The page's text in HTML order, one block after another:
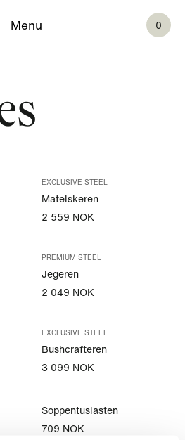
Menu 0
EXCLUSIVE STEEL
Matelskeren
2 559 NOK
PREMIUM STEEL
Jegeren
2 049 NOK
EXCLUSIVE STEEL
Bushcrafteren
3 099 NOK
Soppentusiasten
709 NOK